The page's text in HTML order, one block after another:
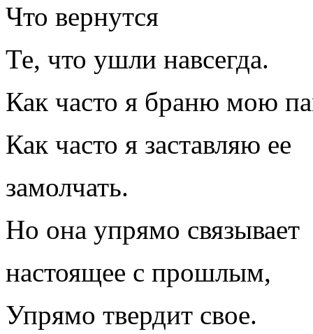
Что вернутся
Те, что ушли навсегда.
Как часто я браню мою
Как часто я заставляю ее
замолчать.
Но она упрямо связывает
настоящее с прошлым,
Упрямо твердит свое.